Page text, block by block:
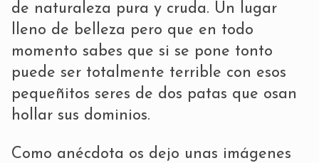
de naturaleza pura y cruda. Un lugar
lleno de belleza pero que en todo
momento sabes que si se pone tonto
puede ser totalmente terrible con esos
pequeñitos seres de dos patas que osan
hollar sus dominios.
Como anécdota os dejo unas imágenes